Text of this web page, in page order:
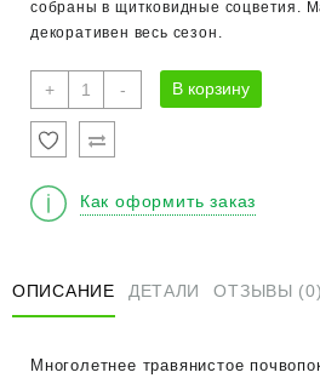
собраны в щитковидные соцветия.
декоративен весь сезон.
+
Количество
товара
Седум
(очиток)
- В корзину
Как оформить заказ
ОПИСАНИЕ ДЕТАЛИ ОТЗЫВЫ (0)
Многолетнее травянистое